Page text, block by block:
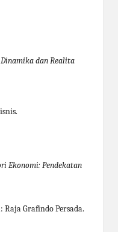
dan Realita
Ekonomi: Pendekatan
Raja Grafindo Persada.